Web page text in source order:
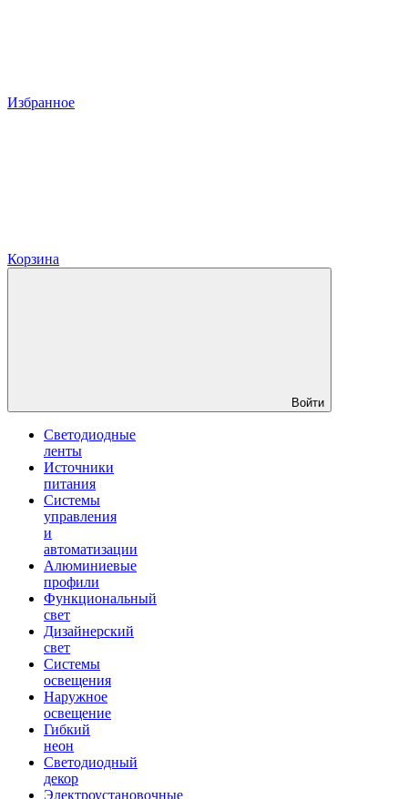
Избранное
Корзина
Войти
Светодиодные
ленты
Источники
питания
Системы
управления
и
автоматизации
Алюминиевые
профили
Функциональный
свет
Дизайнерский
свет
Системы
освещения
Наружное
освещение
Гибкий
неон
Светодиодный
декор
Электроустановочные